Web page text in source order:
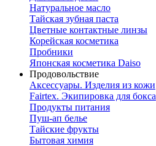
Натуральное масло
Тайская зубная паста
Цветные контактные линзы
Корейская косметика
Пробники
Японская косметика Daiso
Продовольствие
Аксессуары. Изделия из кожи
Fairtex. Экипировка для бокса
Продукты питания
Пуш-ап белье
Тайские фрукты
Бытовая химия